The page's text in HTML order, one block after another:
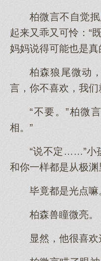
柏微言不自觉
起来又乖又可怜：
妈妈说得可能也是真
柏森狼尾微动
言，你不喜欢，我
“不要。”柏微
相。”
“说不定……”小
和你一样都是从极渊
毕竟都是光点嘛
柏森兽瞳微亮。
显然，他很喜欢